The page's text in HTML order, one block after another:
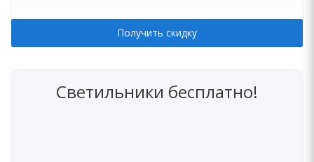
Получить скидку
Светильники бесплатно!